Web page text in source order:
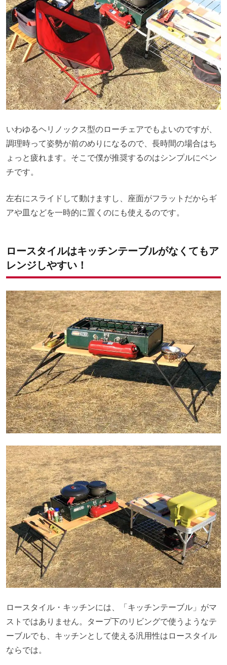
いわゆるヘリノックス型のローチェアでもよいのですが、
調理時って姿勢が前のめりになるので、長時間の場合はち
ょっと疲れます。そこで僕が推奨するのはシンプルにベン
チです。
左右にスライドして動けますし、座面がフラットだからギ
アや皿などを一時的に置くのにも使えるのです。
ロースタイルはキッチンテーブルがなくてもア
レンジしやすい！
ロースタイル・キッチンには、「キッチンテーブル」がマ
ストではありません。タープ下のリビングで使うようなテ
ーブルでも、キッチンとして使える汎用性はロースタイル
ならでは。